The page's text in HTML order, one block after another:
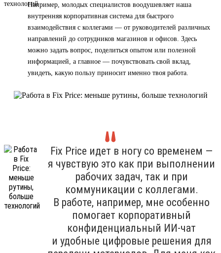
Например, молодых специалистов воодушевляет наша
внутренняя корпоративная система для быстрого
взаимодействия с коллегами — от руководителей различных
направлений до сотрудников магазинов и офисов. Здесь
можно задать вопрос, поделиться опытом или полезной
информацией, а главное — почувствовать свой вклад,
увидеть, какую пользу приносит именно твоя работа.
Fix Price идет в ногу со временем —
я чувствую это как при выполнении
рабочих задач, так и при
коммуникации с коллегами.
В работе, например, мне особенно
помогает корпоративный
конфиденциальный ИИ-чат
и удобные цифровые решения для